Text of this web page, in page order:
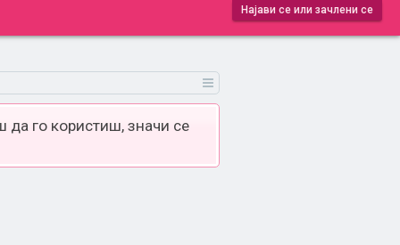
Најави се или зачлени се
да го користиш, значи се